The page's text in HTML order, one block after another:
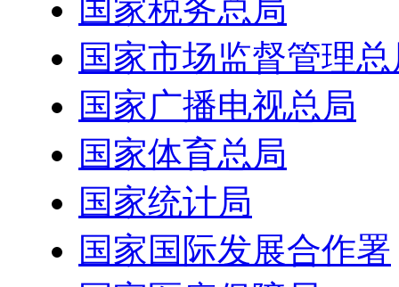
国家税务总局
国家市场监督管理
国家广播电视总局
国家体育总局
国家统计局
国家国际发展合作署